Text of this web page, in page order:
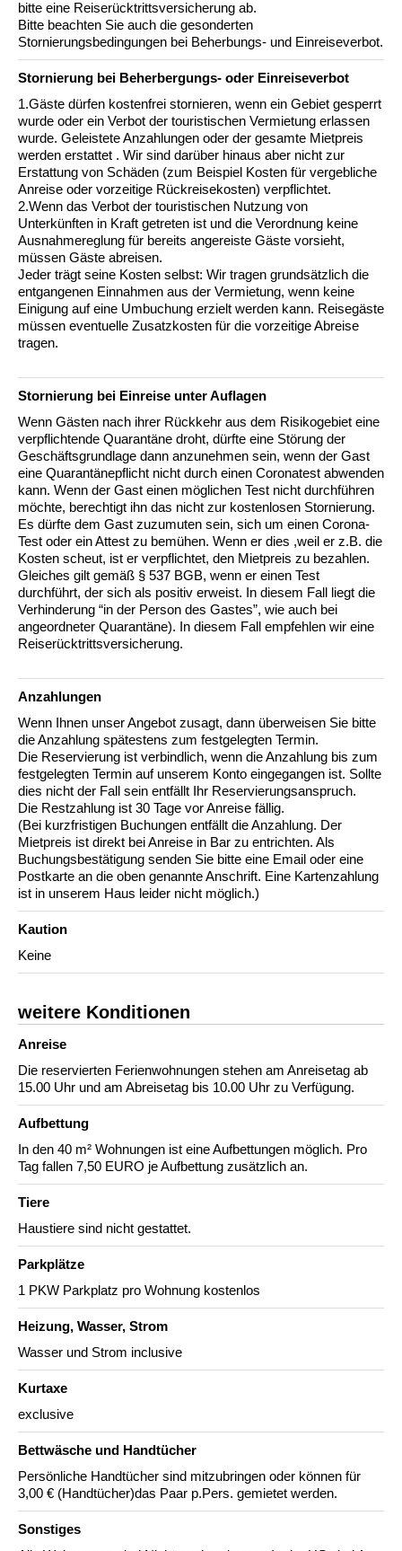
bitte eine Reiserücktrittsversicherung ab.
Bitte beachten Sie auch die gesonderten
Stornierungsbedingungen bei Beherbungs- und Einreiseverbot.
Stornierung bei Beherbergungs- oder Einreiseverbot
1.Gäste dürfen kostenfrei stornieren, wenn ein Gebiet gesperrt
wurde oder ein Verbot der touristischen Vermietung erlassen
wurde. Geleistete Anzahlungen oder der gesamte Mietpreis
werden erstattet . Wir sind darüber hinaus aber nicht zur
Erstattung von Schäden (zum Beispiel Kosten für vergebliche
Anreise oder vorzeitige Rückreisekosten) verpflichtet.
2.Wenn das Verbot der touristischen Nutzung von
Unterkünften in Kraft getreten ist und die Verordnung keine
Ausnahmereglung für bereits angereiste Gäste vorsieht,
müssen Gäste abreisen.
Jeder trägt seine Kosten selbst: Wir tragen grundsätzlich die
entgangenen Einnahmen aus der Vermietung, wenn keine
Einigung auf eine Umbuchung erzielt werden kann. Reisegäste
müssen eventuelle Zusatzkosten für die vorzeitige Abreise
tragen.
Stornierung bei Einreise unter Auflagen
Wenn Gästen nach ihrer Rückkehr aus dem Risikogebiet eine
verpflichtende Quarantäne droht, dürfte eine Störung der
Geschäftsgrundlage dann anzunehmen sein, wenn der Gast
eine Quarantänepflicht nicht durch einen Coronatest abwenden
kann. Wenn der Gast einen möglichen Test nicht durchführen
möchte, berechtigt ihn das nicht zur kostenlosen Stornierung.
Es dürfte dem Gast zuzumuten sein, sich um einen Corona-
Test oder ein Attest zu bemühen. Wenn er dies ,weil er z.B. die
Kosten scheut, ist er verpflichtet, den Mietpreis zu bezahlen.
Gleiches gilt gemäß § 537 BGB, wenn er einen Test
durchführt, der sich als positiv erweist. In diesem Fall liegt die
Verhinderung “in der Person des Gastes”, wie auch bei
angeordneter Quarantäne). In diesem Fall empfehlen wir eine
Reiserücktrittsversicherung.
Anzahlungen
Wenn Ihnen unser Angebot zusagt, dann überweisen Sie bitte
die Anzahlung spätestens zum festgelegten Termin.
Die Reservierung ist verbindlich, wenn die Anzahlung bis zum
festgelegten Termin auf unserem Konto eingegangen ist. Sollte
dies nicht der Fall sein entfällt Ihr Reservierungsanspruch.
Die Restzahlung ist 30 Tage vor Anreise fällig.
(Bei kurzfristigen Buchungen entfällt die Anzahlung. Der
Mietpreis ist direkt bei Anreise in Bar zu entrichten. Als
Buchungsbestätigung senden Sie bitte eine Email oder eine
Postkarte an die oben genannte Anschrift. Eine Kartenzahlung
ist in unserem Haus leider nicht möglich.)
Kaution
Keine
weitere Konditionen
Anreise
Die reservierten Ferienwohnungen stehen am Anreisetag ab
15.00 Uhr und am Abreisetag bis 10.00 Uhr zu Verfügung.
Aufbettung
In den 40 m² Wohnungen ist eine Aufbettungen möglich. Pro
Tag fallen 7,50 EURO je Aufbettung zusätzlich an.
Tiere
Haustiere sind nicht gestattet.
Parkplätze
1 PKW Parkplatz pro Wohnung kostenlos
Heizung, Wasser, Strom
Wasser und Strom inclusive
Kurtaxe
exclusive
Bettwäsche und Handtücher
Persönliche Handtücher sind mitzubringen oder können für
3,00 € (Handtücher)das Paar p.Pers. gemietet werden.
Sonstiges